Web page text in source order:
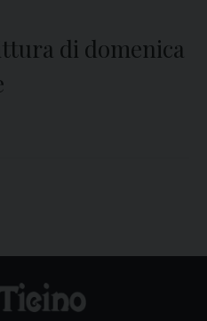
di domenica